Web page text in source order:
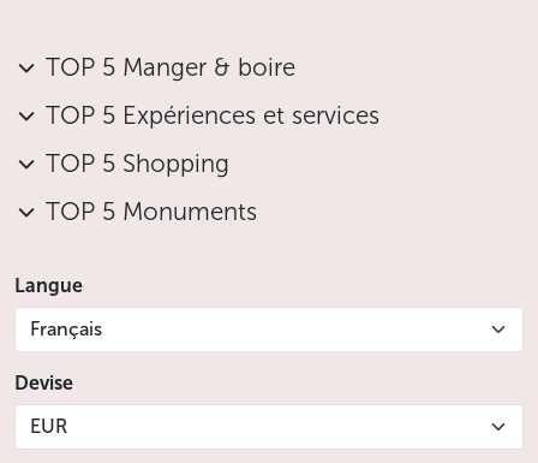
TOP 5 Manger & boire
TOP 5 Expériences et services
TOP 5 Shopping
TOP 5 Monuments
Langue
Français
Devise
EUR